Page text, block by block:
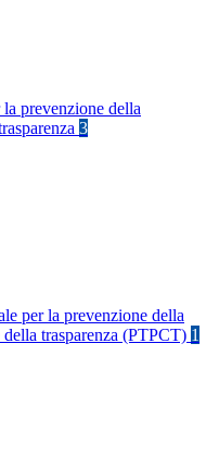
prevenzione della
3
per la prevenzione della
trasparenza (PTPCT) 1